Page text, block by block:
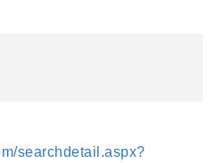
searchdetail.aspx?